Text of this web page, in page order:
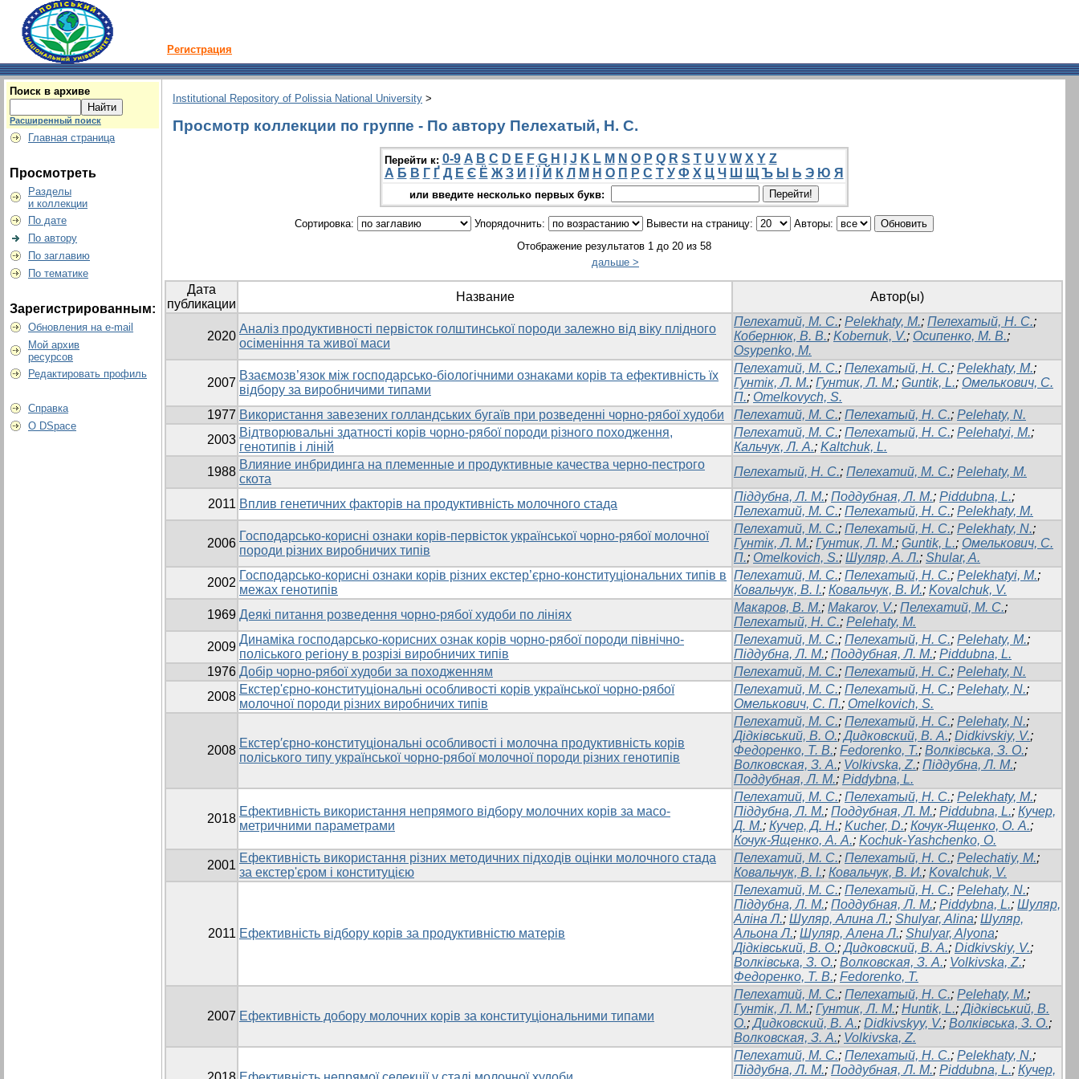
Регистрация
Поиск в архиве
Расширенный поиск
Главная страница
Просмотреть
Разделы
и коллекции
По дате
По автору
По заглавию
По тематике
Зарегистрированным:
Обновления на e-mail
Мой архив
ресурсов
Редактировать профиль
Справка
О DSpace
Institutional Repository of Polissia National University >
Просмотр коллекции по группе - По автору Пелехатый, Н. С.
Перейти к: 0-9 A B C D E F G H J K L M N O P Q R S T U V W X Y Z
А Б В Г Ґ Д Е Є Ё Ж З И Й К Л М Н О П Р С Т У Ф Х Ц Ч Ш Щ Ъ Ы Ь Э Ю Я
или введите несколько первых букв:
Сортировка: Упорядочнить: Вывести на страницу:
Авторы:
Отображение результатов 1 до 20 из 58
дальше >
Дата
публикации
Название Автор(ы)
2020
Аналіз продуктивності первісток голштинської породи залежно від віку плідного
осіменіння та живої маси
Пелехатий, М. С.; Pelekhaty, M.; Пелехатый, Н. С.;
Кобернюк, В. В.; Kobernuk, V.; Осипенко, М. В.;
Osypenko, M.
2007
Взаємозв’язок між господарсько-біологічними ознаками корів та ефективність їх
відбору за виробничими типами
Пелехатий, М. С.; Пелехатый, Н. С.; Pelekhaty, M.;
Гунтік, Л. М.; Гунтик, Л. М.; Guntik, L.; Омелькович, С.
П.; Omelkovych, S.
1977 Використання завезених голландських бугаїв при розведенні чорно-рябої худоби Пелехатий, М. С.; Пелехатый, Н. С.; Pelehaty, N.
2003
Відтворювальні здатності корів чорно-рябої породи різного походження,
генотипів і ліній
Пелехатий, М. С.; Пелехатый, Н. С.; Pelehatyi, М.;
Кальчук, Л. А.; Kaltchuk, L.
1988
Влияние инбридинга на племенные и продуктивные качества черно-пестрого
скота
Пелехатый, Н. С.; Пелехатий, М. С.; Pelehaty, M.
2011 Вплив генетичних факторів на продуктивність молочного стада
Піддубна, Л. М.; Поддубная, Л. М.; Piddubna, L.;
Пелехатий, М. С.; Пелехатый, Н. С.; Pelekhaty, M.
2006
Господарсько-корисні ознаки корів-первісток української чорно-рябої молочної
породи різних виробничих типів
Пелехатий, М. С.; Пелехатый, Н. С.; Pelekhaty, N.;
Гунтік, Л. М.; Гунтик, Л. М.; Guntik, L.; Омелькович, С.
П.; Omelkovich, S.; Шуляр, А. Л.; Shular, A.
2002
Господарсько-корисні ознаки корів різних екстер’єрно-конституціональних типів в
межах генотипів
Пелехатий, М. С.; Пелехатый, Н. С.; Pelekhatyi, M.;
Ковальчук, В. І.; Ковальчук, В. И.; Kovalchuk, V.
1969 Деякі питання розведення чорно-рябої худоби по лініях
Макаров, В. М.; Makarov, V.; Пелехатий, М. С.;
Пелехатый, Н. С.; Pelehaty, M.
2009
Динаміка господарсько-корисних ознак корів чорно-рябої породи північно-
поліського регіону в розрізі виробничих типів
Пелехатий, М. С.; Пелехатый, Н. С.; Pelehaty, M.;
Піддубна, Л. М.; Поддубная, Л. М.; Piddubna, L.
1976 Добір чорно-рябої худоби за походженням Пелехатий, М. С.; Пелехатый, Н. С.; Pelehaty, N.
2008
Екстер'єрно-конституціональні особливості корів української чорно-рябої
молочної породи різних виробничих типів
Пелехатий, М. С.; Пелехатый, Н. С.; Pelehaty, N.;
Омелькович, С. П.; Omelkovich, S.
2008
Екстер′єрно-конституціональні особливості і молочна продуктивність корів
поліського типу української чорно-рябої молочної породи різних генотипів
Пелехатий, М. С.; Пелехатый, Н. С.; Pelehaty, N.;
Дідківський, В. О.;Дидковский, В. А.; Didkivskiy, V.;
Федоренко, Т. В.; Fedorenko, T.; Волківська, З. О.;
Волковская, З. А.; Volkivska, Z.; Піддубна, Л. М.;
Поддубная, Л. М.; Piddybna, L.
2018
Ефективність використання непрямого відбору молочних корів за масо-
метричними параметрами
Пелехатий, М. С.; Пелехатый, Н. С.; Pelekhaty, M.;
Піддубна, Л. М.; Поддубная, Л. М.; Piddubna, L.; Кучер,
Д. М.; Кучер, Д. Н.; Kucher, D.; Кочук-Ященко, О. А.;
Кочук-Ященко, А. А.; Kochuk-Yashchenko, O.
2001
Ефективність використання різних методичних підходів оцінки молочного стада
за екстер'єром і конституцією
Пелехатий, М. С.; Пелехатый, Н. С.; Pelechatiy, M.;
Ковальчук, В. І.; Ковальчук, В. И.; Kovalchuk, V.
2011 Ефективність відбору корів за продуктивністю матерів
Пелехатий, М. С.; Пелехатый, Н. С.; Pelehaty, N.;
Піддубна, Л. М.; Поддубная, Л. М.; Piddybna, L.; Шуляр,
Аліна Л.; Шуляр, Алина Л.; Shulyar, Alina; Шуляр,
Альона Л.; Шуляр, Алена Л.; Shulyar, Alyona;
Дідківський, В. О.;Дидковский, В. А.; Didkivskiy, V.;
Волківська, З. О.; Волковская, З. А.; Volkivska, Z.;
Федоренко, Т. В.; Fedorenko, T.
2007 Ефективність добору молочних корів за конституціональними типами
Пелехатий, М. С.; Пелехатый, Н. С.; Pelehaty, M.;
Гунтік, Л. М.; Гунтик, Л. М.; Huntik, L.;Дідківський, В.
О.;Дидковский, В. А.; Didkivskyy, V.; Волківська, З. О.;
Волковская, З. А.; Volkivska, Z.
Пелехатий, М. С.; Пелехатый, Н. С.; Pelekhaty, N.;
Піддубна, Л. М.; Поддубная, Л. М.; Piddubna, L.; Кучер,